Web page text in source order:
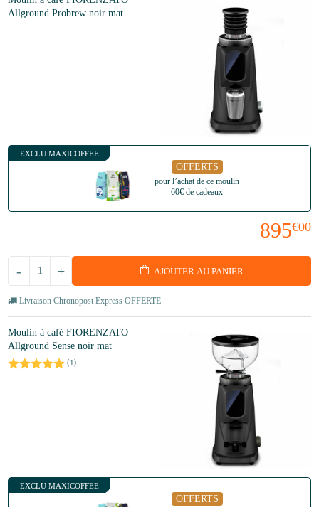
Allground Probrew noir mat
EXCLU MAXICOFFEE
OFFERTS
pour l’achat de ce moulin
60€ de cadeaux
895€00
+
- AJOUTER AU PANIER
Livraison Chronopost Express OFFERTE
Moulin à café FIORENZATO
Allground Sense noir mat
(1)
EXCLU MAXICOFFEE
OFFERTS